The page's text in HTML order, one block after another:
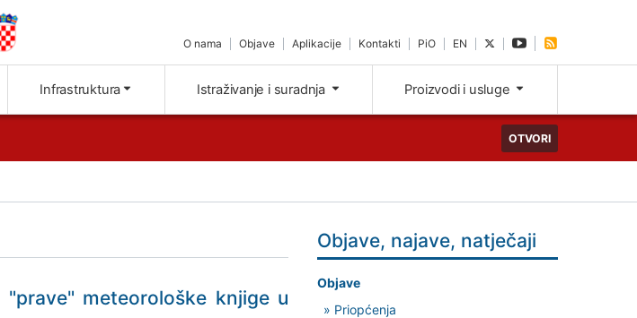
O nama Objave Aplikacije Kontakti PiO EN
Infrastruktura Istraživanje i suradnja Proizvodi i usluge
OTVORI
meteorološke knjige u
Objave, najave, natječaji
Objave
» Priopćenja